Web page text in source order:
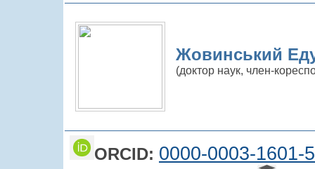
Жовинський
(доктор наук, член-
ORCID: 0000-0003-1601-